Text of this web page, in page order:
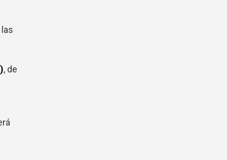
, de